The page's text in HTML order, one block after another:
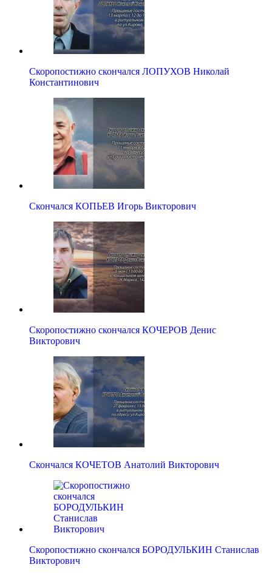
Скоропостижно скончался ЛОПУХОВ Николай
Константинович
Скончался КОПЬЕВ Игорь Викторович
Скоропостижно скончался КОЧЕРОВ Денис
Викторович
Скончался КОЧЕТОВ Анатолий Викторович
Скоропостижно скончался БОРОДУЛЬКИН Станислав
Викторович